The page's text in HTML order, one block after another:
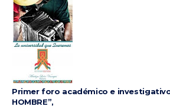
Primer foro académico e investigativo
HOMBRE”,